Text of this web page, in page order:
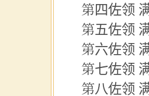
第四佐领
第五佐领
第六佐领
第七佐领
第八佐领